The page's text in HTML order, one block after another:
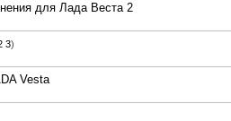
для Лада Веста 2
3)
Vesta